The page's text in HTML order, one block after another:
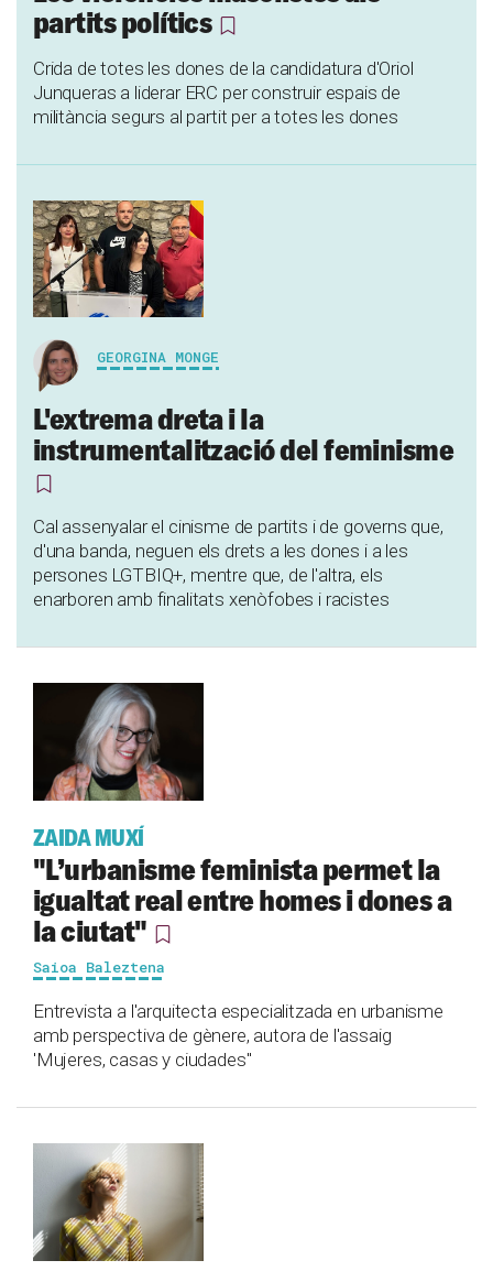
partits polítics
Crida de totes les dones de la candidatura d'Oriol
Junqueras a liderar ERC per construir espais de
militància segurs al partit per a totes les dones
GEORGINA MONGE
L'extrema dreta i la
instrumentalització del feminisme
Cal assenyalar el cinisme de partits i de governs que,
d'una banda, neguen els drets a les dones i a les
persones LGTBIQ+, mentre que, de l'altra, els
enarboren amb finalitats xenòfobes i racistes
ZAIDA MUXÍ
"L’urbanisme feminista permet la
igualtat real entre homes i dones a
la ciutat"
Saioa Baleztena
Entrevista a l'arquitecta especialitzada en urbanisme
amb perspectiva de gènere, autora de l'assaig
'Mujeres, casas y ciudades"